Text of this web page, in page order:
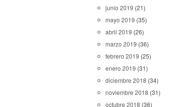
junio 2019 (21)
mayo 2019 (35)
abril 2019 (26)
marzo 2019 (36)
febrero 2019 (25)
enero 2019 (31)
diciembre 2018 (34)
noviembre 2018 (31)
octubre 2018 (36)